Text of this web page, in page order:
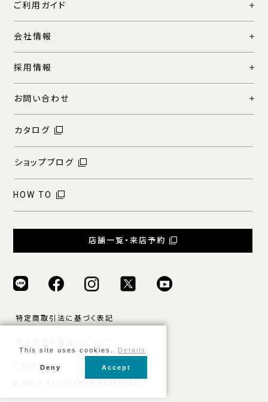
ご利用ガイド
会社情報
採用情報
お問い合わせ
カタログ
ショップブログ
HOW TO
店舗一覧・来店予約
特定商取引法に基づく表記
ご利用規約
This site uses cookies. Details
Deny Accept